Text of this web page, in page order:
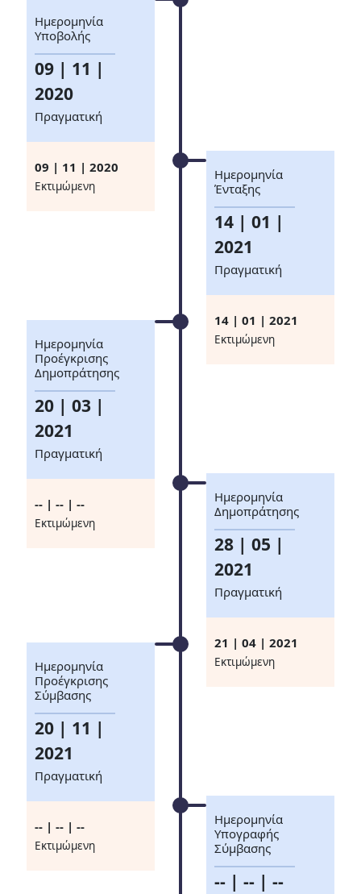
Ημερομηνία
Υποβολής
09 | 11 |
2020
Πραγματική
09 | 11 | 2020
Eκτιμώμενη
Ημερομηνία
Ένταξης
14 | 01 |
2021
Πραγματική
14 | 01 | 2021
Eκτιμώμενη
Ημερομηνία
Προέγκρισης
Δημοπράτησης
20 | 03 |
2021
Πραγματική
-- | -- | --
Eκτιμώμενη
Ημερομηνία
Δημοπράτησης
28 | 05 |
2021
Πραγματική
21 | 04 | 2021
Eκτιμώμενη
Ημερομηνία
Προέγκρισης
Σύμβασης
20 | 11 |
2021
Πραγματική
-- | -- | --
Eκτιμώμενη
Ημερομηνία
Υπογραφής
Σύμβασης
-- | -- | --